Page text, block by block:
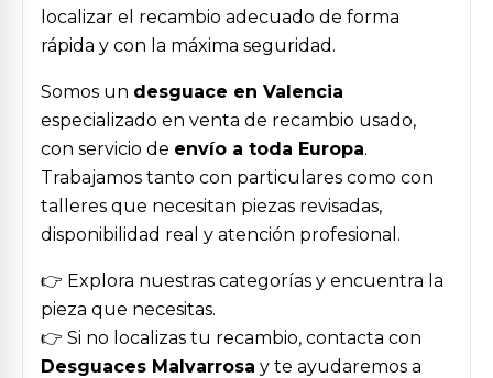
localizar el recambio adecuado de forma
rápida y con la máxima seguridad.
Somos un desguace en Valencia
especializado en venta de recambio usado,
con servicio de envío a toda Europa.
Trabajamos tanto con particulares como con
talleres que necesitan piezas revisadas,
disponibilidad real y atención profesional.
👉 Explora nuestras categorías y encuentra la
pieza que necesitas.
👉 Si no localizas tu recambio, contacta con
Desguaces Malvarrosa y te ayudaremos a